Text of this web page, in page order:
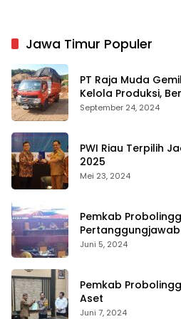
Jawa Timur Populer
PT Raja Muda
Kelola Produksi,
Keselamatan Kerja
September 24, 2024
PWI Riau Terpilih
2025
Mei 23, 2024
Pemkab
Juni 5, 2024
Pemkab
Aset
Juni 7, 2024